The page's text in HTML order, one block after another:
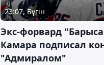
23:07, Бүгін
Экс-форвард
Камара подписал
"Адмиралом"